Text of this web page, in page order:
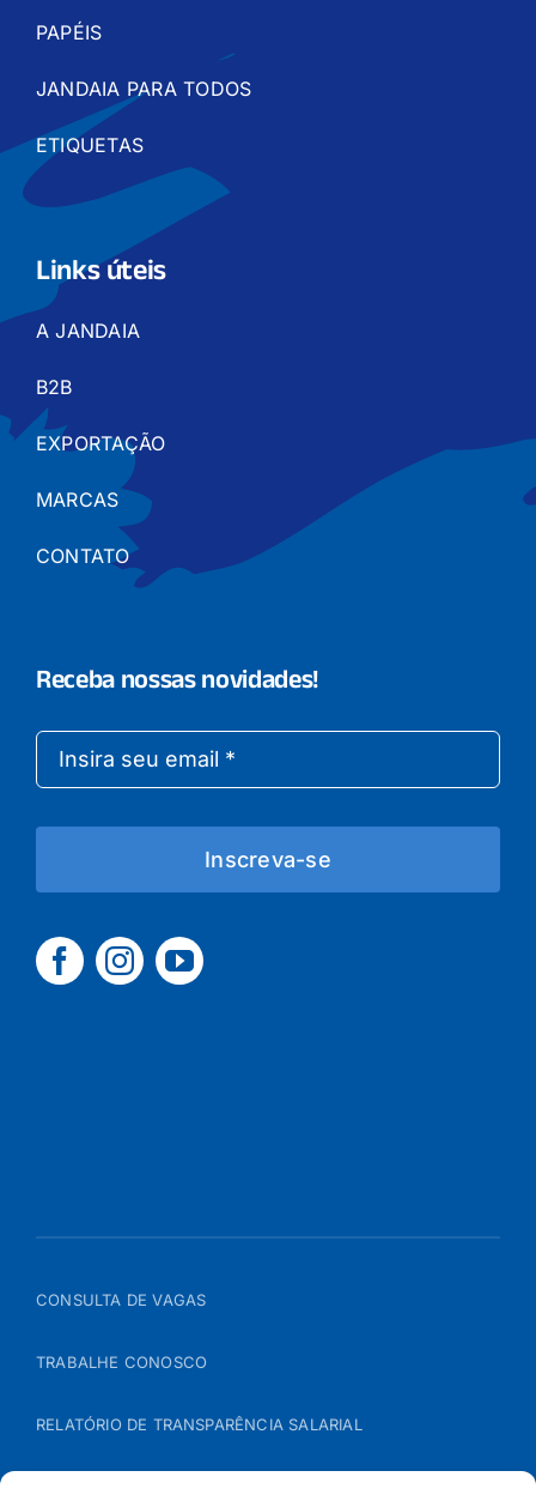
PAPÉIS
JANDAIA PARA TODOS
ETIQUETAS
Links úteis
A JANDAIA
B2B
EXPORTAÇÃO
MARCAS
CONTATO
Receba nossas novidades!
Inscreva-se
CONSULTA DE VAGAS
TRABALHE CONOSCO
RELATÓRIO DE TRANSPARÊNCIA SALARIAL